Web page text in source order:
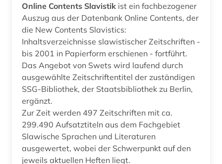
Online Contents Slavistik ist ein fachbezogener
Auszug aus der Datenbank Online Contents, der
die New Contents Slavistics:
Inhaltsverzeichnisse slawistischer Zeitschriften -
bis 2001 in Papierform erschienen - fortführt.
Das Angebot von Swets wird laufend durch
ausgewählte Zeitschriftentitel der zuständigen
SSG-Bibliothek, der Staatsbibliothek zu Berlin,
ergänzt.
Zur Zeit werden 497 Zeitschriften mit ca.
299.490 Aufsatztiteln aus dem Fachgebiet
Slawische Sprachen und Literaturen
ausgewertet, wobei der Schwerpunkt auf den
jeweils aktuellen Heften liegt.